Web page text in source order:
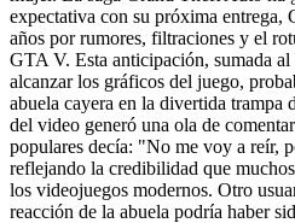
expectativa con su próxima
años por rumores, filtraciones y el
GTA V. Esta anticipación, sumada
alcanzar los gráficos del juego,
abuela cayera en la divertida trampa
del video generó una ola de
populares decía: "No me voy a reír,
reflejando la credibilidad que
los videojuegos modernos. Otro
reacción de la abuela podría haber